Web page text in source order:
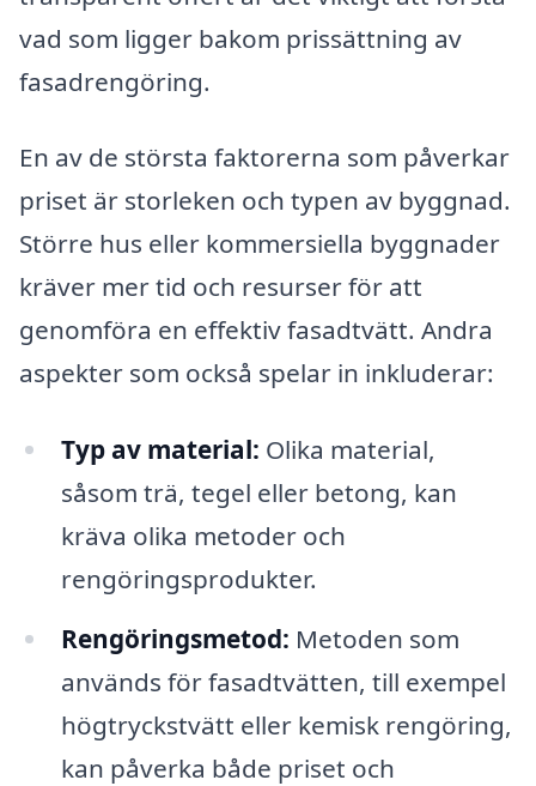
vad som ligger bakom prissättning av
fasadrengöring.
En av de största faktorerna som påverkar
priset är storleken och typen av byggnad.
Större hus eller kommersiella byggnader
kräver mer tid och resurser för att
genomföra en effektiv fasadtvätt. Andra
aspekter som också spelar in inkluderar:
Typ av material: Olika material,
såsom trä, tegel eller betong, kan
kräva olika metoder och
rengöringsprodukter.
Rengöringsmetod: Metoden som
används för fasadtvätten, till exempel
högtryckstvätt eller kemisk rengöring,
kan påverka både priset och